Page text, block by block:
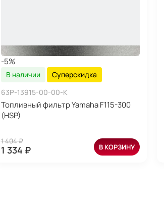
-5%
В наличии
Суперскидка
63P-13915-00-00-K
Топливный фильтр Yamaha F115-300
(HSP)
1 404 ₽
1 334 ₽ В КОРЗИНУ